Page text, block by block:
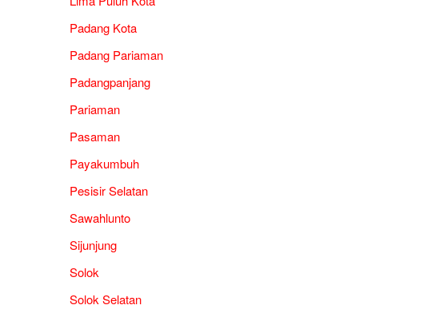
Padang Kota
Padang Pariaman
Padangpanjang
Pariaman
Pasaman
Payakumbuh
Pesisir Selatan
Sawahlunto
Sijunjung
Solok
Solok Selatan